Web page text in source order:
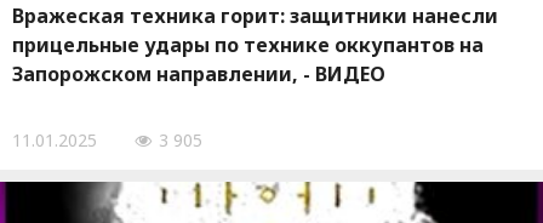
Вражеская техника горит: защитники нанесли
прицельные удары по технике оккупантов на
Запорожском направлении, - ВИДЕО
11.01.2025 3 905